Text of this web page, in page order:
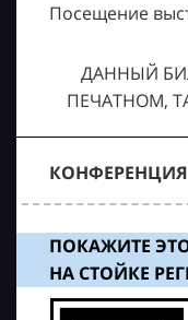
Посещение
ДАННЫЙ
ПЕЧАТНОМ,
ПОКАЖИТЕ
НА СТОЙКЕ